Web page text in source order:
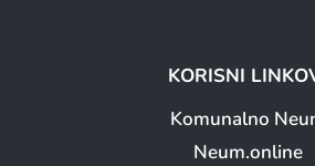
KORISNI
Komunalno
Neum.online